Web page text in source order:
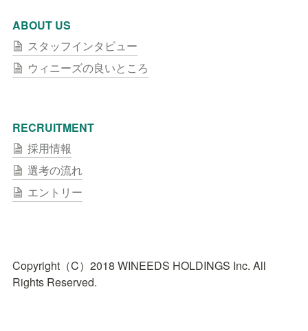
ABOUT US
スタッフインタビュー
ウィニーズの良いところ
RECRUITMENT
採用情報
選考の流れ
エントリー
Copyright（C）2018 WINEEDS HOLDINGS Inc. All
Rights Reserved.